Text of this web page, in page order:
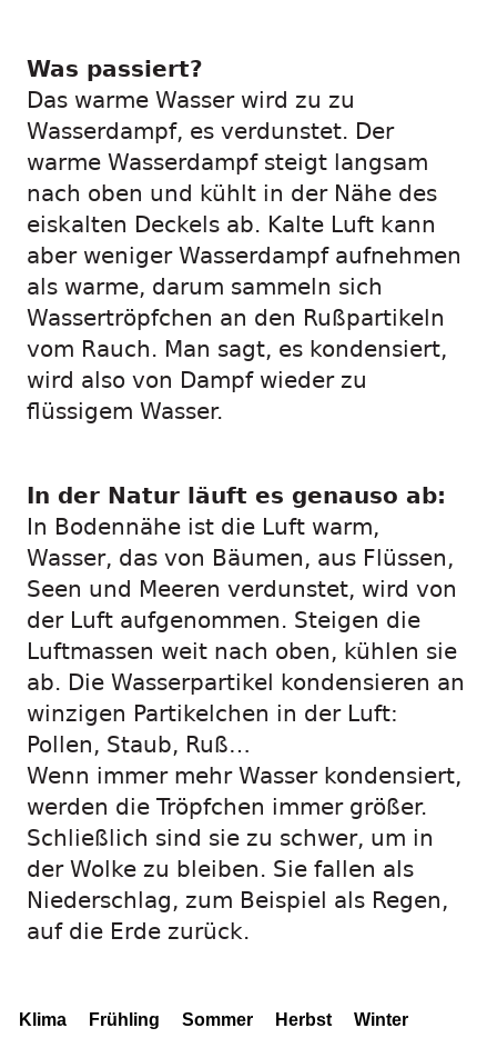
Was passiert?
Das warme Wasser wird zu zu
Wasserdampf, es verdunstet. Der
warme Wasserdampf steigt langsam
nach oben und kühlt in der Nähe des
eiskalten Deckels ab. Kalte Luft kann
aber weniger Wasserdampf aufnehmen
als warme, darum sammeln sich
Wassertröpfchen an den Rußpartikeln
vom Rauch. Man sagt, es kondensiert,
wird also von Dampf wieder zu
flüssigem Wasser.
In der Natur läuft es genauso ab:
In Bodennähe ist die Luft warm,
Wasser, das von Bäumen, aus Flüssen,
Seen und Meeren verdunstet, wird von
der Luft aufgenommen. Steigen die
Luftmassen weit nach oben, kühlen sie
ab. Die Wasserpartikel kondensieren an
winzigen Partikelchen in der Luft:
Pollen, Staub, Ruß…
Wenn immer mehr Wasser kondensiert,
werden die Tröpfchen immer größer.
Schließlich sind sie zu schwer, um in
der Wolke zu bleiben. Sie fallen als
Niederschlag, zum Beispiel als Regen,
auf die Erde zurück.
Klima Frühling Sommer Herbst Winter